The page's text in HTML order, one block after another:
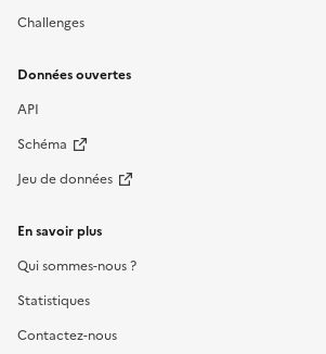
Challenges
Données ouvertes
API
Schéma
Jeu de données
En savoir plus
Qui sommes-nous ?
Statistiques
Contactez-nous